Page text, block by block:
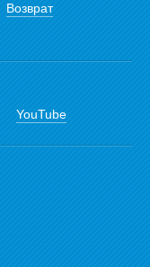
Возврат
YouTube